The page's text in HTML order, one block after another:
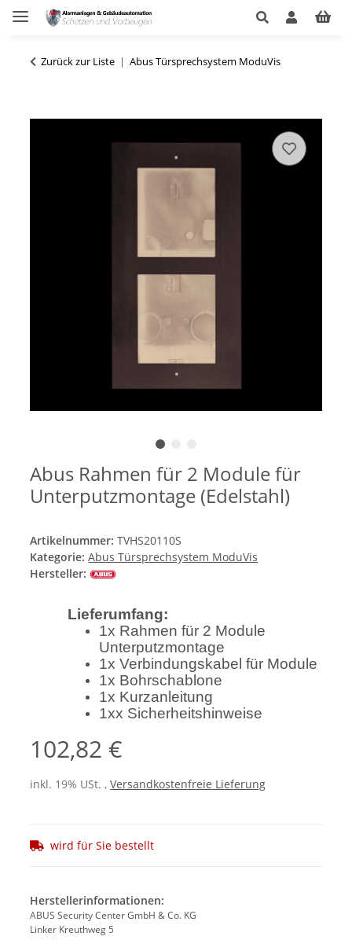
Zurück zur Liste Abus Türsprechsystem ModuVis
Abus Rahmen für 2 Module für
Unterputzmontage (Edelstahl)
Artikelnummer:TVHS20110S
Kategorie:Abus Türsprechsystem ModuVis
Hersteller:
Lieferumfang:
1x Rahmen für 2 Module
Unterputzmontage
1x Verbindungskabel für Module
1x Bohrschablone
1x Kurzanleitung
1xx Sicherheitshinweise
102,82 €
inkl. 19% USt. ,Versandkostenfreie Lieferung
wird für Sie bestellt
Herstellerinformationen:
ABUS Security Center GmbH & Co. KG
Linker Kreuthweg 5